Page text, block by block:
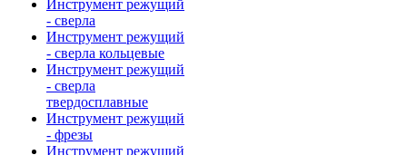
Инструмент режущий
- сверла
Инструмент режущий
- сверла кольцевые
Инструмент режущий
- сверла
твердосплавные
Инструмент режущий
- фрезы
Инструмент режущий